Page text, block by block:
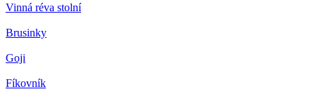
Vinná réva stolní
Brusinky
Goji
Fíkovník